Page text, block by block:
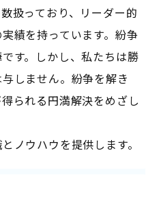
扱っており、リーダー的
績を持っています。紛争
す。しかし、私たちは勝
しません。紛争を解き
られる円満解決をめざし
ノウハウを提供します。